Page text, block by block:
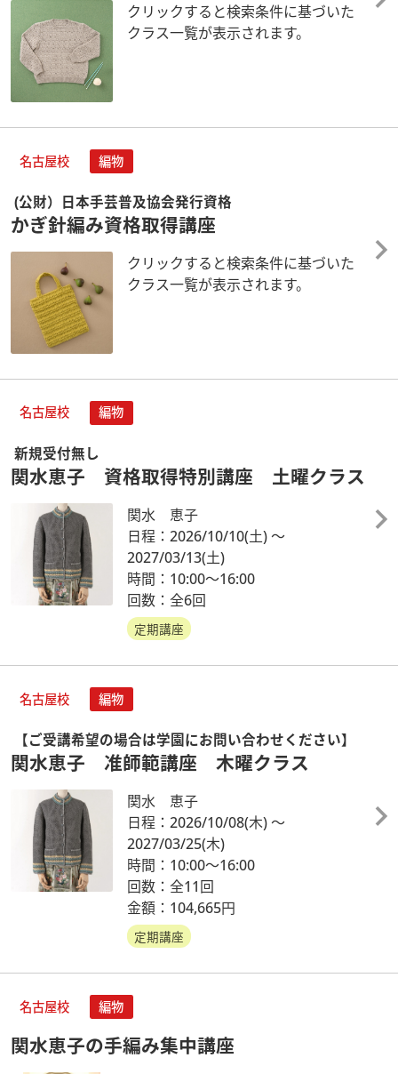
クリックすると検索条件に基づいた
クラス一覧が表示されます。
名古屋校 編物
(公財）日本手芸普及協会発行資格
かぎ針編み資格取得講座
クリックすると検索条件に基づいた
クラス一覧が表示されます。
名古屋校 編物
新規受付無し
関水恵子 資格取得特別講座 土曜クラス
関水 恵子
日程：2026/10/10(土)～
2027/03/13(土)
時間：10:00～16:00
回数：全6回
定期講座
名古屋校 編物
【ご受講希望の場合は学園にお問い合わせください】
関水恵子 准師範講座 木曜クラス
関水 恵子
日程：2026/10/08(木)～
2027/03/25(木)
時間：10:00～16:00
回数：全11回
金額：104,665円
定期講座
名古屋校 編物
関水恵子の手編み集中講座